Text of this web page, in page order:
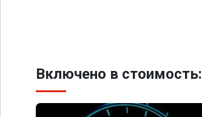
Включено в стоимость: